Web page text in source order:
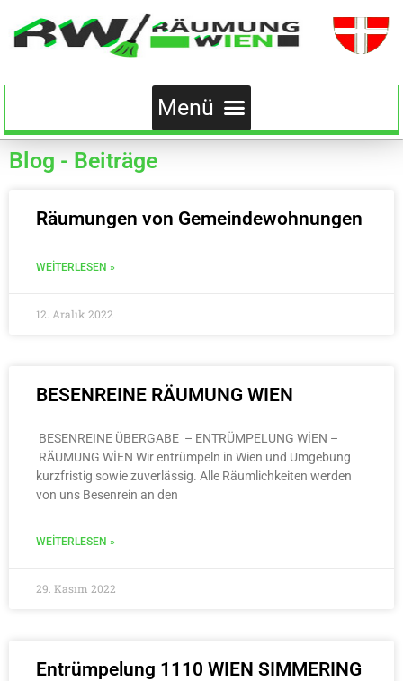
Blog - Beiträge
Räumungen von Gemeindewohnungen
WEITERLESEN »
12. Aralık 2022
BESENREINE RÄUMUNG WIEN
BESENREINE ÜBERGABE – ENTRÜMPELUNG WİEN –
RÄUMUNG WİEN Wir entrümpeln in Wien und Umgebung
kurzfristig sowie zuverlässig. Alle Räumlichkeiten werden
von uns Besenrein an den
WEITERLESEN »
29. Kasım 2022
Entrümpelung 1110 WIEN SIMMERING